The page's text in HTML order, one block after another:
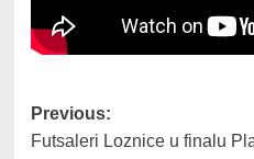
Post
Previous:
Futsaleri Loznice u finalu